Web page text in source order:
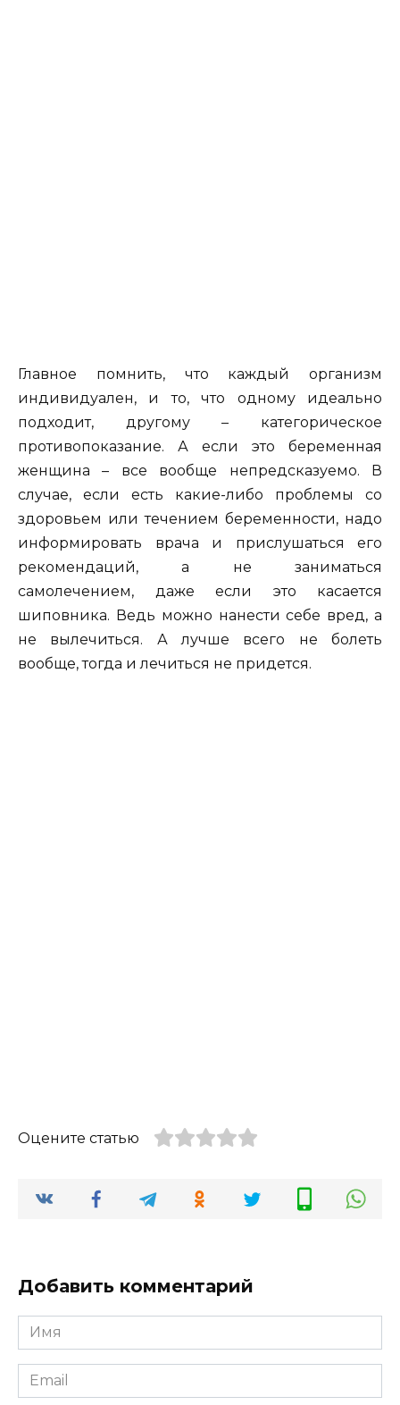
Главное помнить, что каждый организм
индивидуален, и то, что одному идеально
подходит, другому – категорическое
противопоказание. А если это беременная
женщина – все вообще непредсказуемо. В
случае, если есть какие-либо проблемы со
здоровьем или течением беременности, надо
информировать врача и прислушаться его
рекомендаций, а не заниматься
самолечением, даже если это касается
шиповника. Ведь можно нанести себе вред, а
не вылечиться. А лучше всего не болеть
вообще, тогда и лечиться не придется.
Оцените статью
Добавить комментарий
Имя
*
Email
*